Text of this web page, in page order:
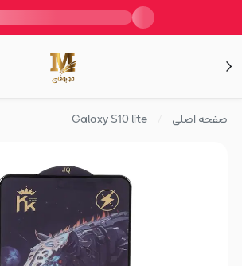
صفحه اصلی Galaxy S10 lite